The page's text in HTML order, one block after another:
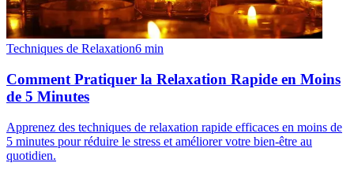
Techniques de Relaxation6 min
Comment Pratiquer la Relaxation Rapide en Moins
de 5 Minutes
Apprenez des techniques de relaxation rapide efficaces en moins de
5 minutes pour réduire le stress et améliorer votre bien-être au
quotidien.